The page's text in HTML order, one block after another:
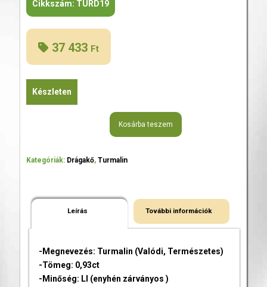
Cikkszám: TURD19
37 433 Ft
Készleten
Kosárba teszem
Kategóriák: Drágakő, Turmalin
Leírás További információk
-Megnevezés: Turmalin (Valódi, Természetes)
-Tömeg: 0,93ct
-Minőség: LI (enyhén zárványos )